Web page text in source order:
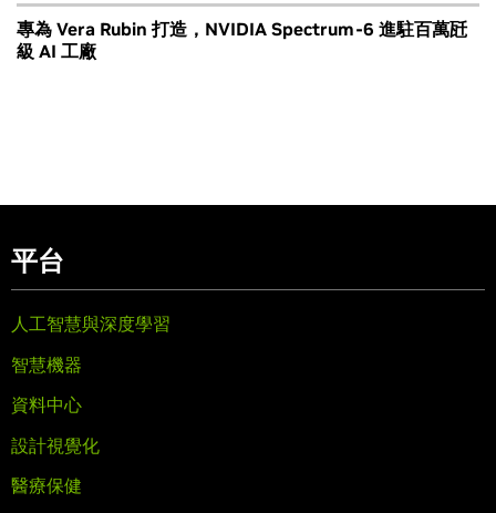
專為 Vera Rubin 打造，NVIDIA Spectrum-6 進駐百萬瓩
級 AI 工廠
平台
人工智慧與深度學習
智慧機器
資料中心
設計視覺化
醫療保健